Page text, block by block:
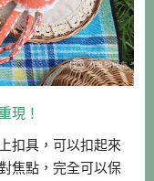
現！
扣具，可以扣起來
焦點，完全可以保